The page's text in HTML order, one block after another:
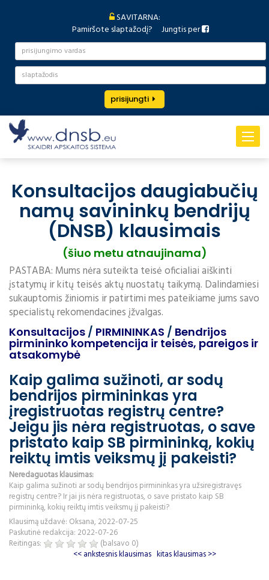
SAVITARNA:
Pamiršote slaptažodį?
Jungtis per
prisijungti
Toggle
Konsultacijos daugiabučių
namų savininkų bendrijų
(DNSB) klausimais
(šiuo metu atnaujinama)
PASTABA: Mums nėra suteikta teisė oficialiai aiškinti
įstatymų ir kitų teisės aktų nuostatų taikymą. Dalindamiesi
sukauptomis žiniomis ir patirtimi mes pateikiame jums savo
specialistų rekomendacines įžvalgas.
Konsultacijos / PIRMININKAS / Bendrijos
pirmininko kompetencija ir teisės, pareigos ir
atsakomybė
Kaip galima sužinoti, ar sodų
bendrijos pirmininkas yra
įregistruotas registrų centre?
Jeigu jis nėra registruotas, o save
pristato kaip SB pirmininką, kokių
reiktų imtis veiksmų jį pakeisti?
Neredaguotas klausimas:
Kaip galima sužinoti ar sodų bendrijos pirmininkas yra užsiregistravęs
registrų centre? Ir jai jis nėra registruotas, o save pristato kaip SB
pirmininką, kokių reiktų imtis veiksmų jį pakeisti?
Klausimą uždavė: Oksana, 2022-07-25
Paskutinė redakcija: 2022-07-26
Reitingas:
(balsavo 0)
<< ankstesnis klausimas kitas klausimas >>